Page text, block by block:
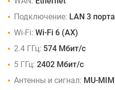
Подключение: LAN 3
Wi-Fi: Wi-Fi 6 (AX)
2.4 ГГц: 574 Мбит/с
5 ГГц: 2402 Мбит/с
Антенны и сигнал: MU-